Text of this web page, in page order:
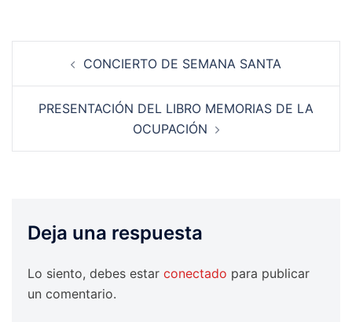
CONCIERTO DE SEMANA SANTA
PRESENTACIÓN DEL LIBRO MEMORIAS DE LA
OCUPACIÓN
Deja una respuesta
Lo siento, debes estar conectado para publicar
un comentario.